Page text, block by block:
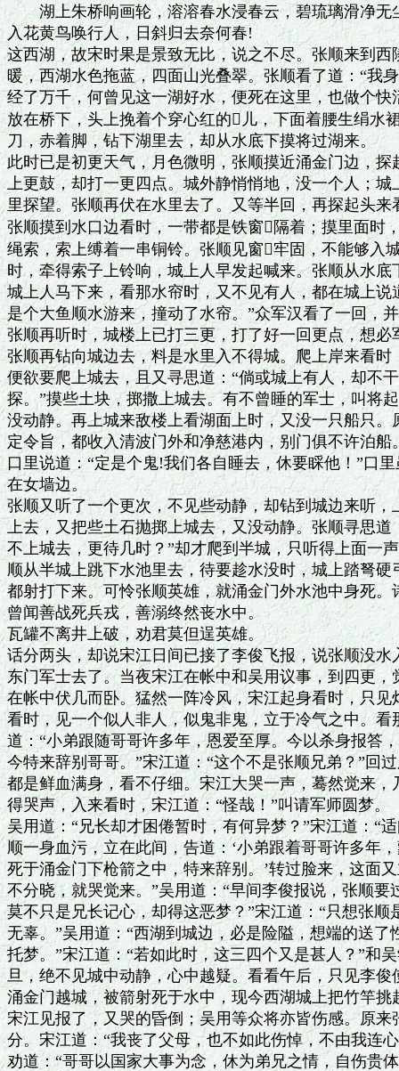
湖上朱桥响画轮，溶溶春水浸春云，碧琉璃滑净无
入花黄鸟唤行人，日斜归去奈何春!
这西湖，故宋时果是景致无比，说之不尽。张顺来到
暖，西湖水色拖蓝，四面山光叠翠。张顺看了道：“我
经了万千，何曾见这一湖好水，便死在这里，也做个快
放在桥下，头上挽着个穿心红的儿，下面着腰生绢水
刀，赤着脚，钻下湖里去，却从水底下摸将过湖来。
此时已是初更天气，月色微明，张顺摸近涌金门边，
上更鼓，却打一更四点。城外静悄悄地，没一个人；
里探望。张顺再伏在水里去了。又等半回，再探起头
张顺摸到水口边看时，一带都是铁窗隔着；摸里面时
绳索，索上缚着一串铜铃。张顺见窗牢固，不能够入
时，牵得索子上铃响，城上人早发起喊来。张顺从水
城上人马下来，看那水帘时，又不见有人，都在城上说
是个大鱼顺水游来，撞动了水帘。”众军汉看了一回，
张顺再听时，城楼上已打三更，打了好一回更点，想
张顺再钻向城边去，料是水里入不得城。爬上岸来看
便欲要爬上城去，且又寻思道：“倘或城上有人，却不
探。”摸些土块，掷撒上城去。有不曾睡的军士，叫将
没动静。再上城来敌楼上看湖面上时，又没一只船只
定令旨，都收入清波门外和净慈港内，别门俱不许泊船
口里说道：“定是个鬼!我们各自睡去，休要睬他！”口
在女墙边。
张顺又听了一个更次，不见些动静，却钻到城边来听
上去，又把些土石抛掷上城去，又没动静。张顺寻思道
不上城去，更待几时？”却才爬到半城，只听得上面一
顺从半城上跳下水池里去，待要趁水没时，城上踏弩
都射打下来。可怜张顺英雄，就涌金门外水池中身死。
曾闻善战死兵戎，善溺终然丧水中。
瓦罐不离井上破，劝君莫但逞英雄。
话分两头，却说宋江日间已接了李俊飞报，说张顺没
东门军士去了。当夜宋江在帐中和吴用议事，到四更
在帐中伏几而卧。猛然一阵冷风，宋江起身看时，只
看时，见一个似人非人，似鬼非鬼，立于冷气之中。
道：“小弟跟随哥哥许多年，恩爱至厚。今以杀身报答
今特来辞别哥哥。”宋江道：“这个不是张顺兄弟？”回
都是鲜血满身，看不仔细。宋江大哭一声，蓦然觉来
得哭声，入来看时，宋江道：“怪哉！”叫请军师圆梦。
吴用道：“兄长却才困倦暂时，有何异梦？”宋江道：“
顺一身血污，立在此间，告道：‘小弟跟着哥哥许多年
死于涌金门下枪箭之中，特来辞别。’转过脸来，这面
不分晓，就哭觉来。”吴用道：“早间李俊报说，张顺要
莫不只是兄长记心，却得这恶梦？”宋江道：“只想张顺
无辜。”吴用道：“西湖到城边，必是险隘，想端的送了
托梦。”宋江道：“若如此时，这三四个又是甚人？”和
旦，绝不见城中动静，心中越疑。看看午后，只见李俊
涌金门越城，被箭射死于水中，现今西湖城上把竹竿挑
宋江见报了，又哭的昏倒；吴用等众将亦皆伤感。原
分。宋江道：“我丧了父母，也不如此伤悼，不由我连
劝道：“哥哥以国家大事为念，休为弟兄之情，自伤贵